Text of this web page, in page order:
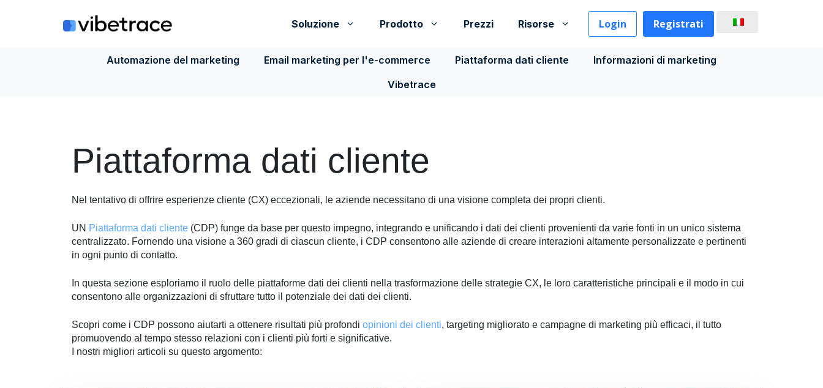
Soluzione Prodotto Prezzi Risorse Login Registrati
Automazione del marketing Email marketing per l'e-commerce Piattaforma dati cliente
Informazioni di marketing
Vibetrace
Piattaforma dati cliente
Nel tentativo di offrire esperienze cliente (CX) eccezionali, le aziende necessitano di una visione completa dei propri clienti.
UN Piattaforma dati cliente (CDP) funge da base per questo impegno, integrando e unificando i dati dei clienti provenienti da varie fonti in un unico sistema
centralizzato. Fornendo una visione a 360 gradi di ciascun cliente, i CDP consentono alle aziende di creare interazioni altamente personalizzate e pertinenti
in ogni punto di contatto.
In questa sezione esploriamo il ruolo delle piattaforme dati dei clienti nella trasformazione delle strategie CX, le loro caratteristiche principali e il modo in cui
consentono alle organizzazioni di sfruttare tutto il potenziale dei dati dei clienti.
Scopri come i CDP possono aiutarti a ottenere risultati più profondi opinioni dei clienti, targeting migliorato e campagne di marketing più efficaci, il tutto
promuovendo al tempo stesso relazioni con i clienti più forti e significative.
I nostri migliori articoli su questo argomento: